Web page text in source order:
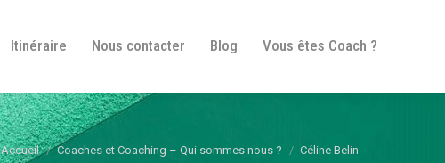
Itinéraire Nous contacter Blog Vous êtes Coach ?
Vous êtes ici :
Accueil Coaches et Coaching – Qui sommes nous ? Céline Belin